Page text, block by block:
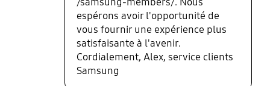
espérons avoir l'opportunité de
vous fournir une expérience plus
satisfaisante à l'avenir.
Cordialement, Alex, service clients
Samsung